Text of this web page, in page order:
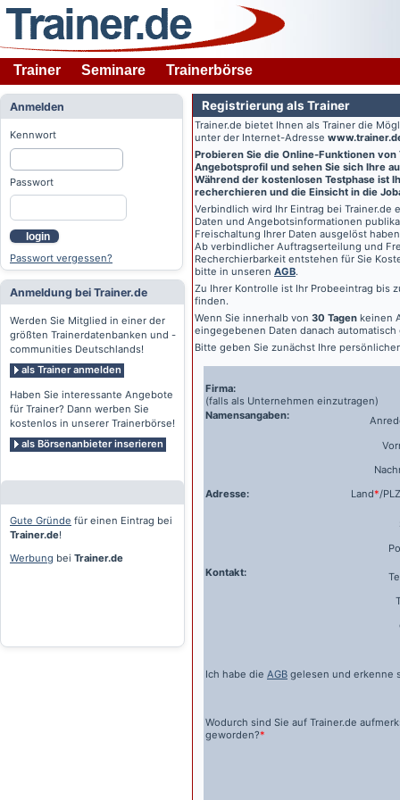
Trainer Seminare Trainerbörse
Anmelden
Kennwort
Passwort
login
Passwort vergessen?
Anmeldung bei Trainer.de
Werden Sie Mitglied in einer der
größten Trainerdatenbanken und -
communities Deutschlands!
als Trainer anmelden
Haben Sie interessante Angebote
für Trainer? Dann werben Sie
kostenlos in unserer Trainerbörse!
als Börsenanbieter inserieren
Gute Gründe für einen Eintrag bei
Trainer.de!
Werbung bei Trainer.de
Registrierung als Trainer
Trainer.de bietet Ihnen als Trainer die
unter der Internet-Adresse
Probieren Sie die Online-Funktionen von
Angebotsprofil und sehen Sie sich Ihre
Während der kostenlosen Testphase ist
recherchieren und die Einsicht in die
Verbindlich wird Ihr Eintrag bei Trainer.de
Daten und Angebotsinformationen
Freischaltung Ihrer Daten ausgelöst
Ab verbindlicher Auftragserteilung und
Recherchierbarkeit entstehen für Sie
bitte in unseren AGB.
Zu Ihrer Kontrolle ist Ihr Probeeintrag bis
finden.
Wenn Sie innerhalb von 30 Tagen keinen
eingegebenen Daten danach automatisch
Bitte geben Sie zunächst Ihre
Firma:
(falls als Unternehmen einzutragen)
Namensangaben:
Adresse:
Land*/PLZ
Kontakt:
Ich habe die AGB gelesen und erkenne
Wodurch sind Sie auf Trainer.de
geworden?*